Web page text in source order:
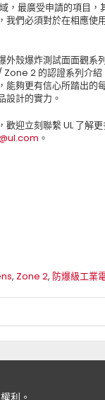
最廣受申請的項目，
我們必須對於在相應
外殼爆炸測試面面觀
2 的認證系列介
夠更有信心所踏出的
設計的實力。
歡迎立刻聯繫 UL 了
。
, Zone 2, 防爆級工業
利。